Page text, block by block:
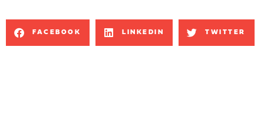
FACEBOOK LINKEDIN TWITTER